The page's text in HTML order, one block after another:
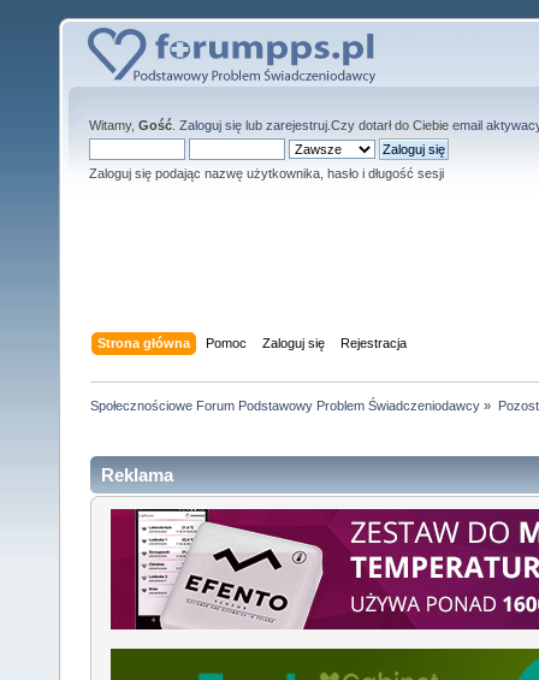
Witamy, Gość Zaloguj się lub zarejestruj .Czy dotarł do Ciebie email
Zaloguj się podając nazwę użytkownika, hasło i długość sesji
Strona główna Pomoc Zaloguj się Rejestracja
Społecznościowe Forum Podstawowy Problem Świadczeniodawcy »
Reklama